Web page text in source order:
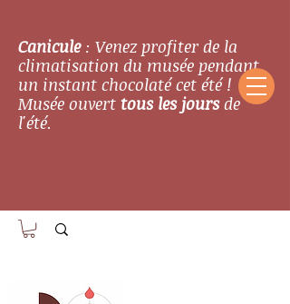
Canicule: Venez profiter de la
climatisation du musée pendant
un instant chocolaté cet été !
Musée ouverttous les joursde
l'été.